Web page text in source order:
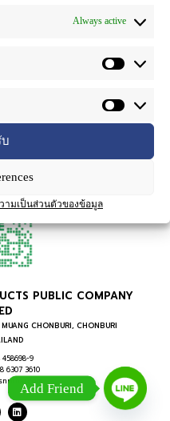
Always active
ามเป็นส่วนตัวของข้อมูล
าตุที่สำคัญ เช่น ซีลีเนียม
น รวมทั้งสารอาหา
าผลาญอาหารต่างๆ
มีความสุข ยังรวมถึง
PUBLIC COMPANY
CHONBURI, CHONBURI
458698-9
6307 3610
Add Friend